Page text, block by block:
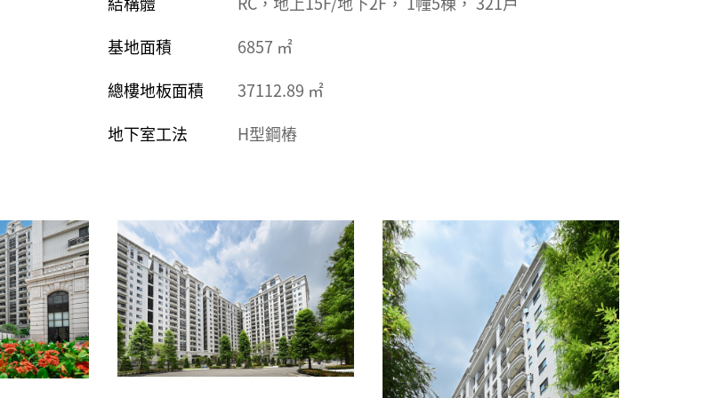
基地面積
6857 ㎡
總樓地板面積
37112.89 ㎡
地下室工法
H型鋼樁